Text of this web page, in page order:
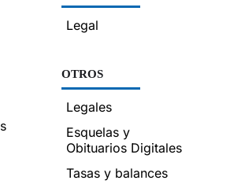
Legal
OTROS
Legales
Esquelas y
Obituarios Digitales
Tasas y balances